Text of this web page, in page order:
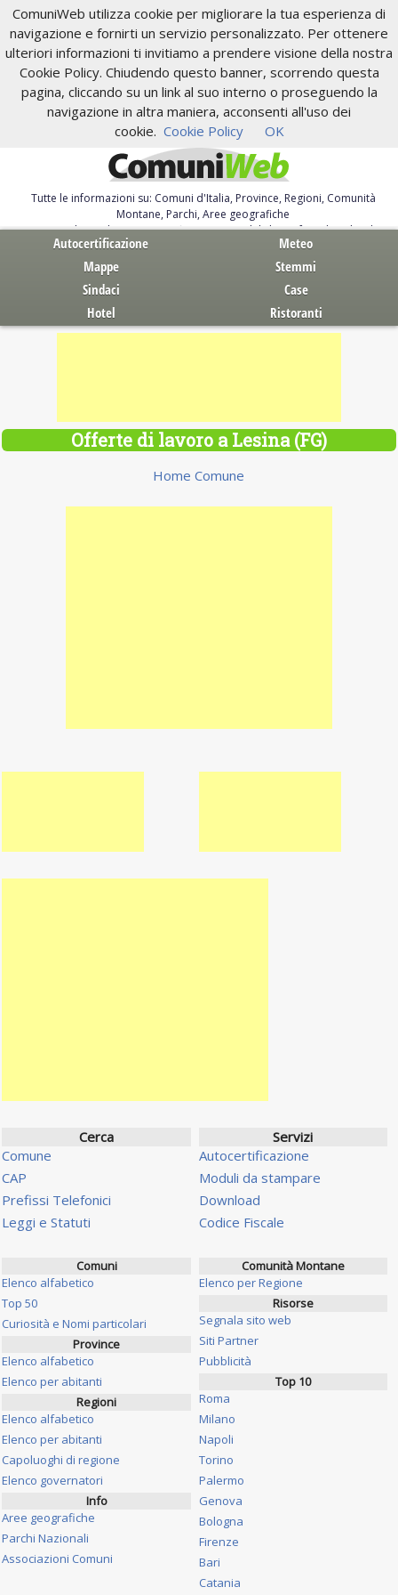
ComuniWeb utilizza cookie per migliorare la tua esperienza di
navigazione e fornirti un servizio personalizzato. Per ottenere
ulteriori informazioni ti invitiamo a prendere visione della nostra
Cookie Policy. Chiudendo questo banner, scorrendo questa
pagina, cliccando su un link al suo interno o proseguendo la
navigazione in altra maniera, acconsenti all'uso dei
cookie. Cookie Policy OK
Tutte le informazioni su: Comuni d'Italia, Province, Regioni, Comunità
Montane, Parchi, Aree geografiche
Servizi al Cittadino. Autocertificazione, moduli, leggi, free download
Autocertificazione
Meteo
Mappe
Stemmi
Sindaci
Case
Hotel
Ristoranti
Offerte di lavoro a Lesina (FG)
Home Comune
Cerca
Comune
CAP
Prefissi Telefonici
Leggi e Statuti
Servizi
Autocertificazione
Moduli da stampare
Download
Codice Fiscale
Comuni
Elenco alfabetico
Top 50
Curiosità e Nomi particolari
Province
Elenco alfabetico
Elenco per abitanti
Regioni
Elenco alfabetico
Elenco per abitanti
Capoluoghi di regione
Elenco governatori
Info
Aree geografiche
Parchi Nazionali
Associazioni Comuni
Comunità Montane
Elenco per Regione
Risorse
Segnala sito web
Siti Partner
Pubblicità
Top 10
Roma
Milano
Napoli
Torino
Palermo
Genova
Bologna
Firenze
Bari
Catania